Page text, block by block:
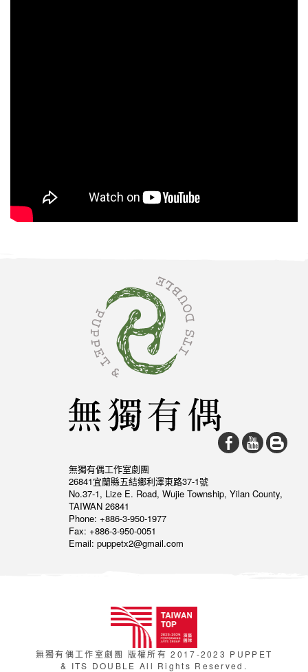
無獨有偶工作室劇團
26841宜蘭縣五結鄉利澤東路37-1號
No.37-1, Lize E. Road, Wujie Township, Yilan County,
TAIWAN 26841
Phone: +886-3-950-1977
Fax: +886-3-950-0051
Email: puppetx2@gmail.com
無獨有偶工作室劇團 版權所有 2017-2023 PUPPET
& ITS DOUBLE All Rights Reserved.